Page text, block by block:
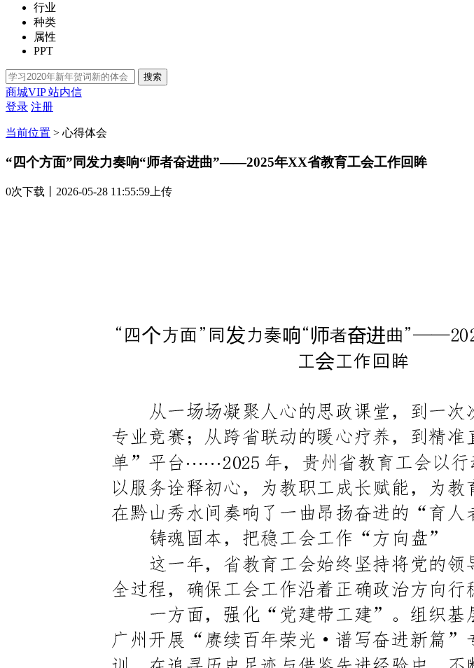
行业
种类
属性
PPT
搜索
商城VIP站内信
登录 注册
当前位置 > 心得体会
“四个方面”同发力奏响“师者奋进曲”——2025年XX省教育工会工作回眸
0次下载 丨2026-05-28 11:55:59上传